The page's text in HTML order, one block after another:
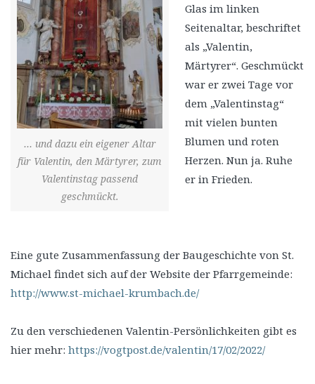
… und dazu ein eigener Altar
für Valentin, den Märtyrer, zum
Valentinstag passend
geschmückt.
Glas im linken
Seitenaltar, beschriftet
als „Valentin,
Märtyrer“. Geschmückt
war er zwei Tage vor
dem „Valentinstag“
mit vielen bunten
Blumen und roten
Herzen. Nun ja. Ruhe
er in Frieden.
Eine gute Zusammenfassung der Baugeschichte von St.
Michael findet sich auf der Website der Pfarrgemeinde:
http://www.st-michael-krumbach.de/
Zu den verschiedenen Valentin-Persönlichkeiten gibt es
hier mehr: https://vogtpost.de/valentin/17/02/2022/